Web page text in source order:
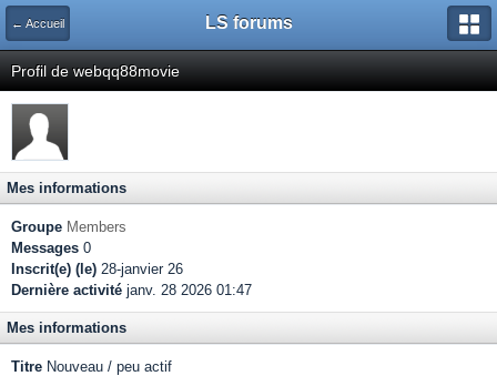
← Accueil LS forums
Profil de webqq88movie
Mes informations
Groupe Members
Messages 0
Inscrit(e) (le) 28-janvier 26
Dernière activité janv. 28 2026 01:47
Mes informations
Titre Nouveau / peu actif